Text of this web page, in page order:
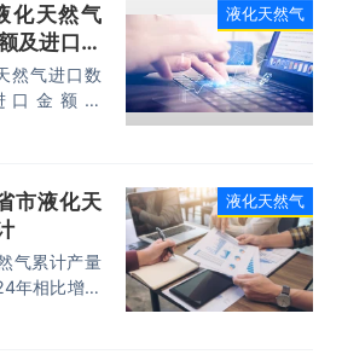
化天然气
及进口均
然气进口数
口金额为
价为470.6
液化天然气
市液化天
气累计产量
年相比增长
同比增长
液化天然气